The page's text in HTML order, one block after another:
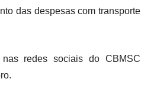
das despesas com transporte
redes sociais do CBMSC